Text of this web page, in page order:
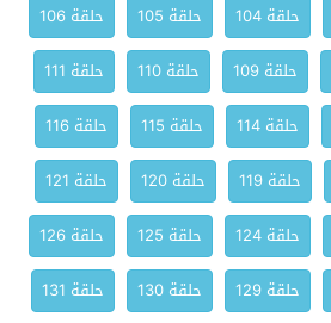
حلقة 104 حلقة 105
حلقة 106
حلقة 109 حلقة 110
حلقة 111
حلقة 114 حلقة 115
حلقة 116
حلقة 119 حلقة 120
حلقة 121
حلقة 124 حلقة 125
حلقة 126
حلقة 129 حلقة 130 حلقة 131